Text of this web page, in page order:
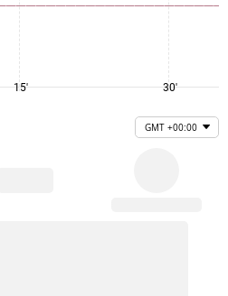
15' 30'
GMT +00:00